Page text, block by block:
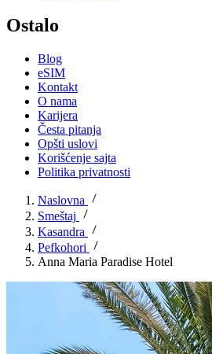
Ostalo
Blog
eSIM
Kontakt
O nama
Karijera
Česta pitanja
Opšti uslovi
Korišćenje sajta
Politika privatnosti
Naslovna
Smeštaj
Kasandra
Pefkohori
Anna Maria Paradise Hotel